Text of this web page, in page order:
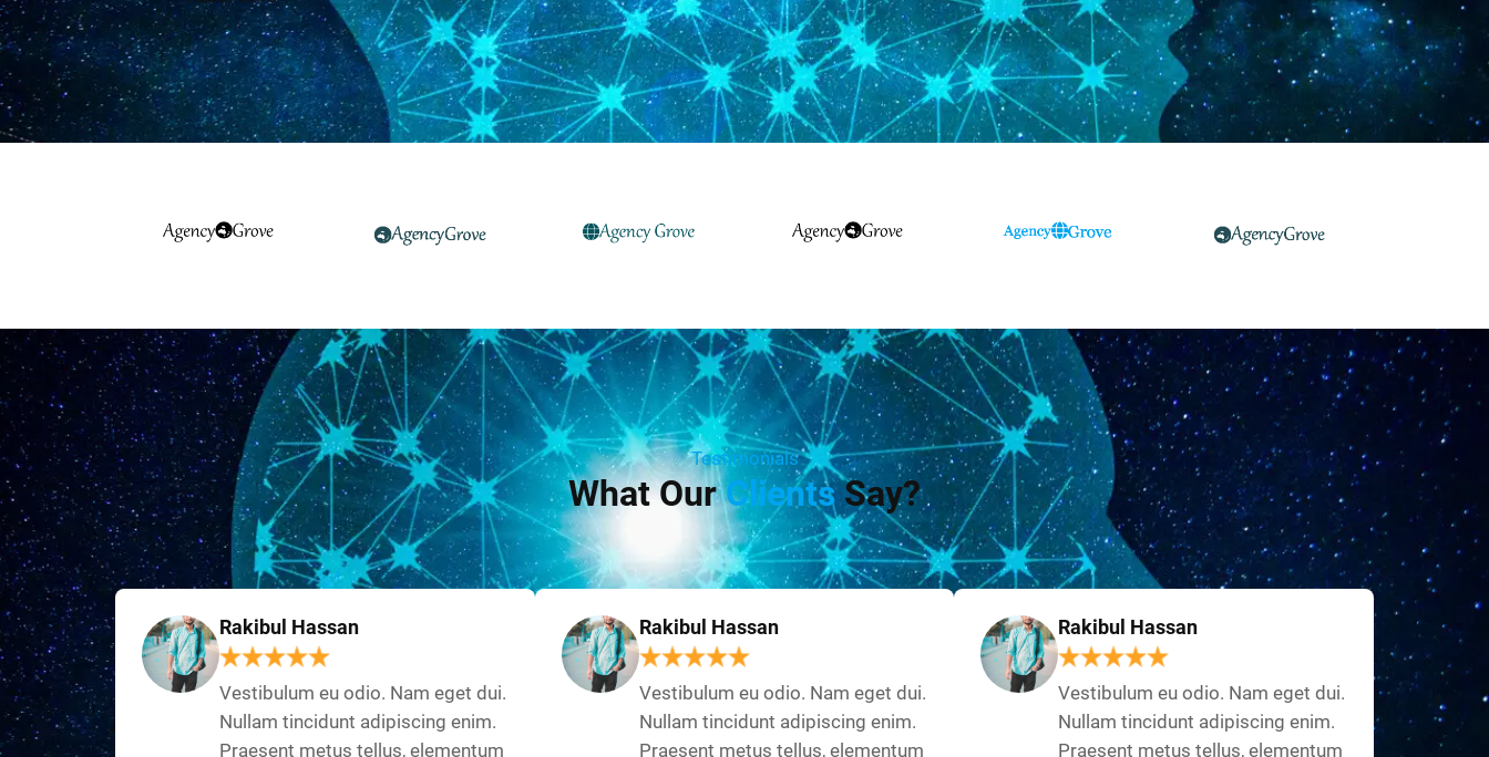
Testimonials
What OurClientsSay?
Rakibul Hassan
Vestibulum eu odio. Nam eget dui.
Nullam tincidunt adipiscing enim.
Praesent metus tellus, elementum
Rakibul Hassan
Vestibulum eu odio. Nam eget dui.
Nullam tincidunt adipiscing enim.
Praesent metus tellus, elementum
Rakibul Hassan
Vestibulum eu odio. Nam eget dui.
Nullam tincidunt adipiscing enim.
Praesent metus tellus, elementum